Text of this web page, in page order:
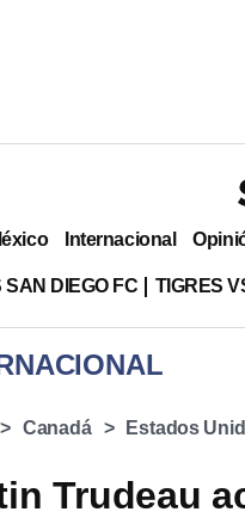
Internacional
DIEGO FC TIGRES
Canadá Estados
Trudeau